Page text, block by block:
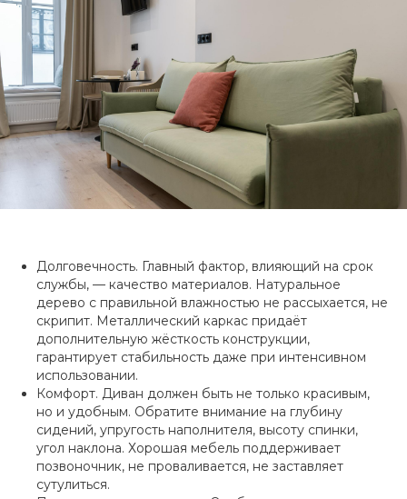
Долговечность. Главный фактор, влияющий на срок
службы, — качество материалов. Натуральное
дерево с правильной влажностью не рассыхается, не
скрипит. Металлический каркас придаёт
дополнительную жёсткость конструкции,
гарантирует стабильность даже при интенсивном
использовании.
Комфорт. Диван должен быть не только красивым,
но и удобным. Обратите внимание на глубину
сидений, упругость наполнителя, высоту спинки,
угол наклона. Хорошая мебель поддерживает
позвоночник, не проваливается, не заставляет
сутулиться.